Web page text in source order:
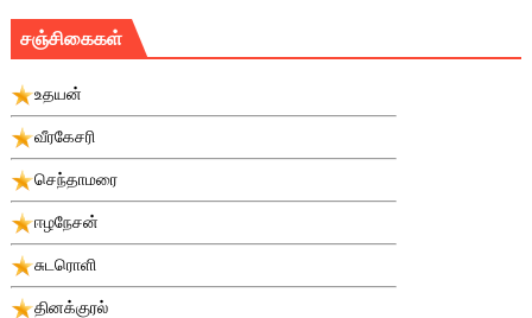
சஞ்சிகைகள்
உதயன்
வீரகேசரி
செந்தாமரை
ஈழநேசன்
சுடரொளி
தினக்குரல்